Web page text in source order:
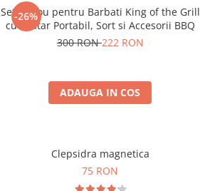
-26%
Set Cadou pentru Barbati King of the Grill
cu Gratar Portabil, Sort si Accesorii BBQ
300 RON222 RON
ADAUGA IN COS
Clepsidra magnetica
75 RON